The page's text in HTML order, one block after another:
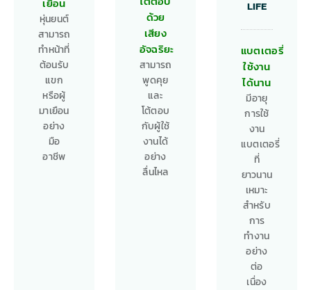
หุ่นยนต์
สามารถ
ทำหน้าที่
ต้อนรับ
แขก
หรือผู้
มาเยือน
อย่าง
มือ
อาชีพ
ด้วย
เสียง
อัจฉริยะ
สามารถ
พูดคุย
และ
โต้ตอบ
กับผู้ใช้
งานได้
อย่าง
ลื่นไหล
LIFE
แบตเตอรี่
ใช้งาน
ได้นาน
มีอายุ
การใช้
งาน
แบตเตอรี่
ที่
ยาวนาน
เหมาะ
สำหรับ
การ
ทำงาน
อย่าง
ต่อ
เนื่อง